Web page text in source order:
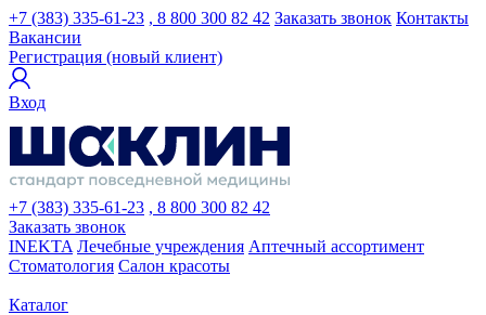
+7 (383) 335-61-23 , 8 800 300 82 42 Заказать звонок Контакты
Вакансии
Регистрация (новый клиент)
Вход
+7 (383) 335-61-23 , 8 800 300 82 42
Заказать звонок
INEKTA Лечебные учреждения Аптечный ассортимент
Стоматология Салон красоты
Каталог